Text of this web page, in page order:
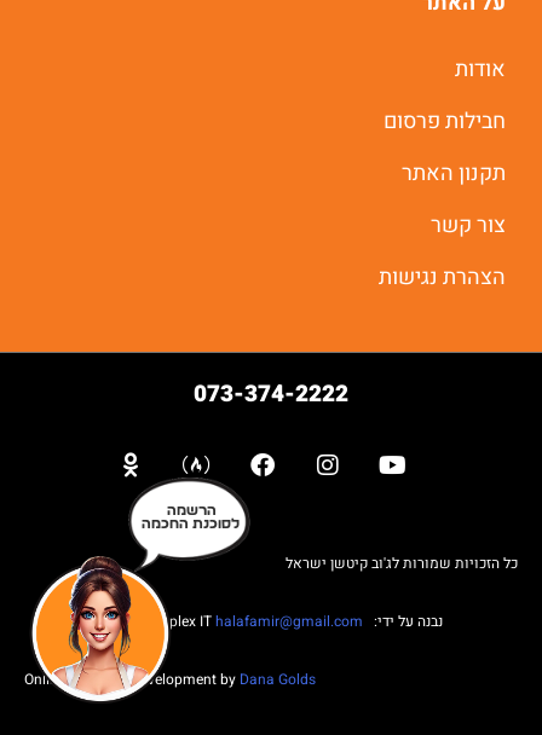
אודות
חבילות פרסום
תקנון האתר
צור קשר
הצהרת נגישות
073-374-2222
כל הזכויות שמורות לג'וב קיטשן ישראל
נבנה על ידי: Web complex IT halafamir@gmail.com
Online Business Development by Dana Golds
הרשמה
לסוכנת החכמה